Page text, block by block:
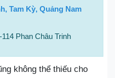
Tam Kỳ, Quảng Nam
Phan Châu Trinh
không thể thiếu cho